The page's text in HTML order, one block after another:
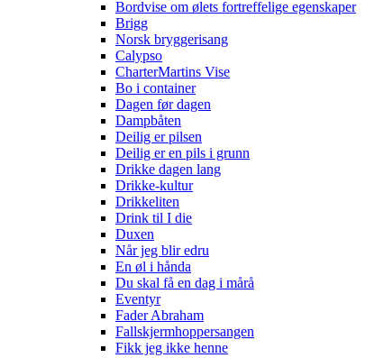
Bordvise om ølets fortreffelige egenskaper
Brigg
Norsk bryggerisang
Calypso
CharterMartins Vise
Bo i container
Dagen før dagen
Dampbåten
Deilig er pilsen
Deilig er en pils i grunn
Drikke dagen lang
Drikke-kultur
Drikkeliten
Drink til I die
Duxen
Når jeg blir edru
En øl i hånda
Du skal få en dag i mårå
Eventyr
Fader Abraham
Fallskjermhoppersangen
Fikk jeg ikke henne